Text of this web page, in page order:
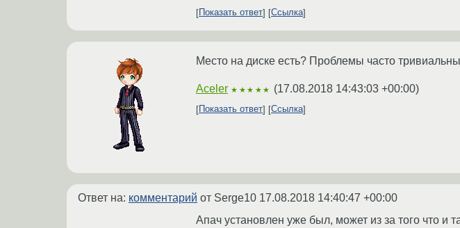
Показать ответ Ссылка
Место на диске есть? Проблемы часто
Aceler ★★★★★ (17.08.2018 14:43:03 +00:00)
Показать ответ Ссылка
Ответ на: комментарий от Serge10 17.08.2018 14:40:47 +00:00
Апач установлен уже был, может из за того что и